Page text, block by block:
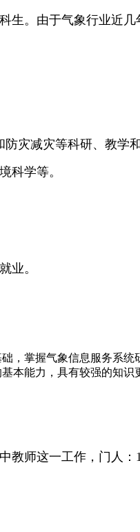
。由于气象行业近
灾减灾等科研、教学
科学等。
业。
，掌握气象信息服务系
本能力，具有较强的知
师这一工作，门人